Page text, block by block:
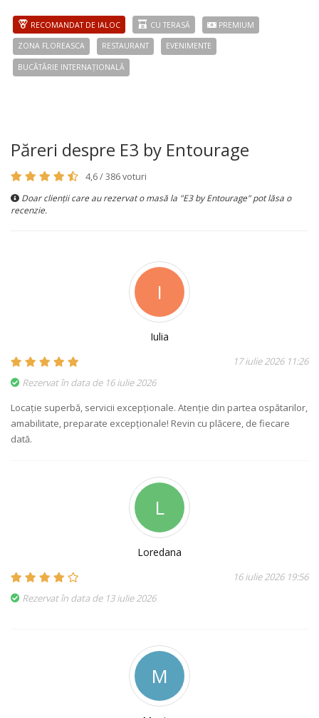
RECOMANDAT DE IALOC CU TERASĂ PREMIUM
ZONA FLOREASCA RESTAURANT EVENIMENTE
BUCÃTÃRIE INTERNAȚIONALĂ
Păreri despre E3 by Entourage
4,6 / 386 voturi
Doar clienții care au rezervat o masă la "E3 by Entourage" pot lăsa o
recenzie.
I
Iulia
17 iulie 2026 11:26
Rezervat în data de 16 iulie 2026
Locație superbă, servicii excepționale. Atenție din partea ospătarilor,
amabilitate, preparate excepționale! Revin cu plăcere, de fiecare
dată.
L
Loredana
16 iulie 2026 19:56
Rezervat în data de 13 iulie 2026
M